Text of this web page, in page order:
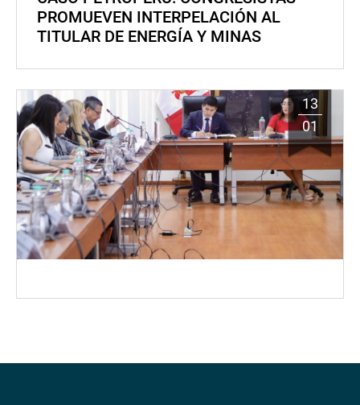
PROMUEVEN INTERPELACIÓN AL
TITULAR DE ENERGÍA Y MINAS
13
01